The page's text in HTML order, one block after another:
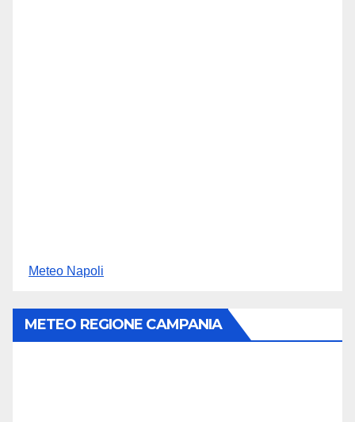
Meteo Napoli
METEO REGIONE CAMPANIA